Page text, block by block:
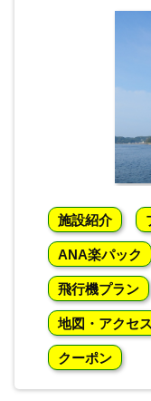
施設紹介
ANA楽パック
飛行機プラン
地図・アクセス
クーポン